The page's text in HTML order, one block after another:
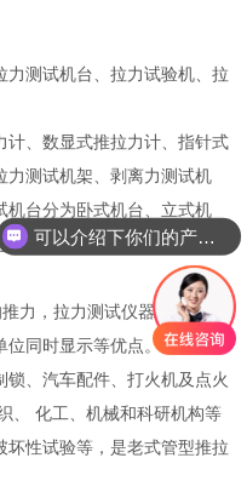
测试机台、拉力试验机、拉
计、数显式推拉力计、指针式
力测试机架、剥离力测试机
机台分为卧式机台、立式机
子、扭力扳手等。
力，拉力测试仪器，具有设
位同时显示等优点。广 泛应
锁、汽车配件、打火机及点火
、 化工、机械和科研机构等
性试验等，是老式管型推拉
可以介绍下你们的产品么？